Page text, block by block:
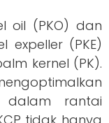
oil (PKO) dan
expeller (PKE)
kernel (PK).
dalam rantai